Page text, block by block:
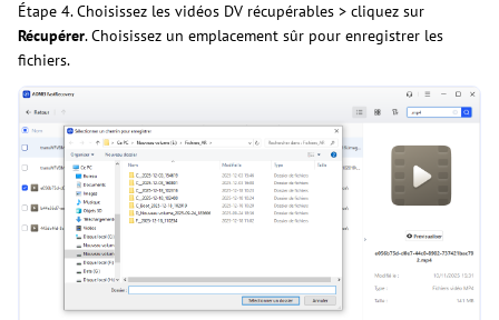
Étape 4. Choisissez les vidéos DV récupérables > cliquez sur
Récupérer. Choisissez un emplacement sûr pour enregistrer les
fichiers.